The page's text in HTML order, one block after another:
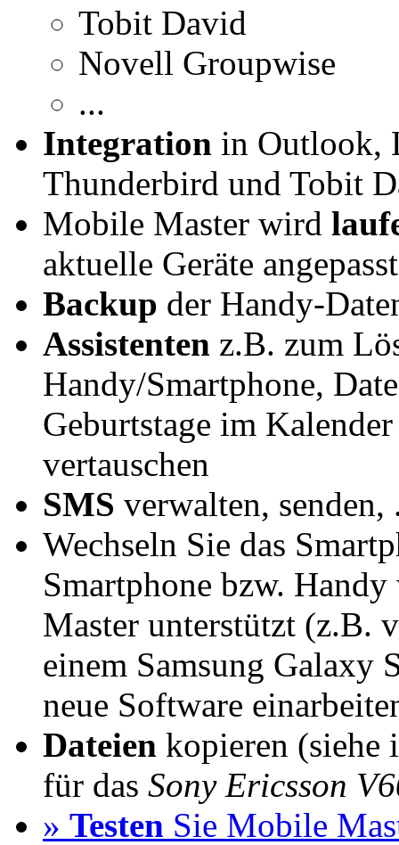
Tobit David
Novell Groupwise
...
Integration in Outlook,
Thunderbird und Tobit
Mobile Master wird
aktuelle Geräte
Backup der Handy-
Assistenten z.B. zum
Handy/Smartphone,
Geburtstage im
vertauschen
SMS verwalten, senden,
Wechseln Sie das
Smartphone bzw.
Master unterstützt (z.B.
einem Samsung Galaxy
neue Software
Dateien kopieren (siehe
für das Sony Ericsson
» Testen Sie Mobile